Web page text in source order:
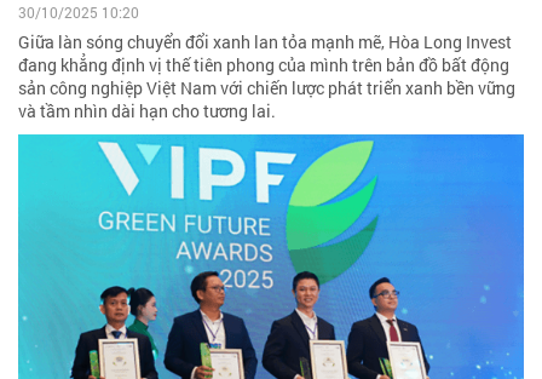
30/10/2025 10:20
Giữa làn sóng chuyển đổi xanh lan tỏa mạnh mẽ, Hòa Long Invest
đang khẳng định vị thế tiên phong của mình trên bản đồ bất động
sản công nghiệp Việt Nam với chiến lược phát triển xanh bền vững
và tầm nhìn dài hạn cho tương lai.